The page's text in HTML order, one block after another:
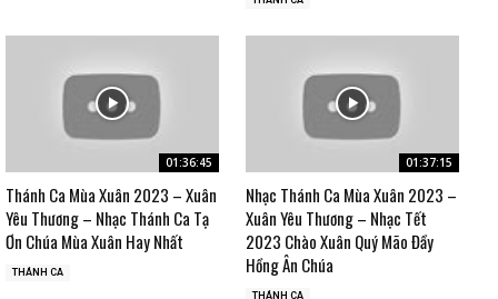
01:36:45
Thánh Ca Mùa Xuân 2023 – Xuân
Yêu Thương – Nhạc Thánh Ca Tạ
Ơn Chúa Mùa Xuân Hay Nhất
THÁNH CA
01:37:15
Nhạc Thánh Ca Mùa Xuân 2023 –
Xuân Yêu Thương – Nhạc Tết
2023 Chào Xuân Quý Mão Đầy
Hồng Ân Chúa
THÁNH CA